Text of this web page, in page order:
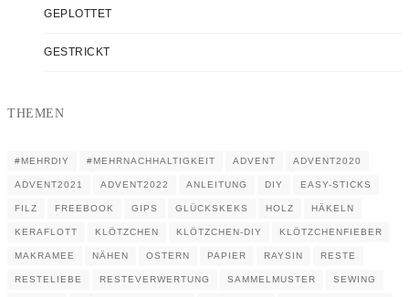
GEPLOTTET
GESTRICKT
THEMEN
#MEHRDIY #MEHRNACHHALTIGKEIT ADVENT ADVENT2020
ADVENT2021 ADVENT2022 ANLEITUNG DIY EASY-STICKS
FILZ FREEBOOK GIPS GLÜCKSKEKS HOLZ HÄKELN
KERAFLOTT KLÖTZCHEN KLÖTZCHEN-DIY KLÖTZCHENFIEBER
MAKRAMEE NÄHEN OSTERN PAPIER RAYSIN RESTE
RESTELIEBE RESTEVERWERTUNG SAMMELMUSTER SEWING